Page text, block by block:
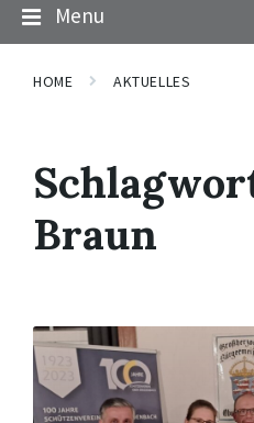
Menu
HOME AKTUELLES
Braun
Read
More